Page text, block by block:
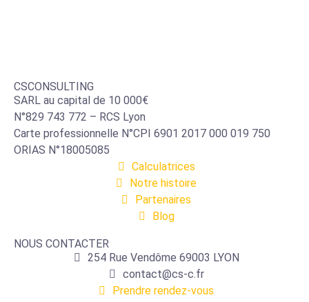
CSCONSULTING
SARL au capital de 10 000€
N°829 743 772 – RCS Lyon
Carte professionnelle N°CPI 6901 2017 000 019 750
ORIAS N°18005085
Calculatrices
Notre histoire
Partenaires
Blog
NOUS CONTACTER
254 Rue Vendôme 69003 LYON
contact@cs-c.fr
Prendre rendez-vous